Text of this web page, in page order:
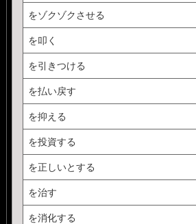
をゾクゾクさせる
を叩く
を引きつける
を払い戻す
を抑える
を投資する
を正しいとする
を治す
を消化する